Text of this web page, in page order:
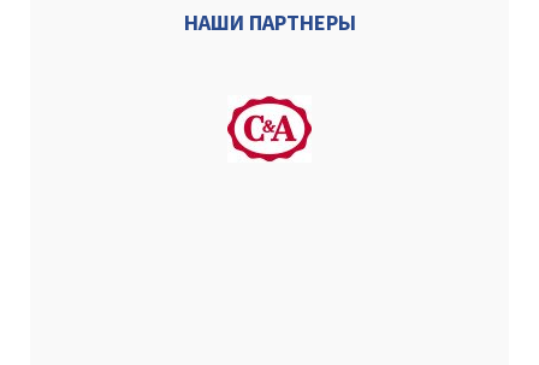
НАШИ ПАРТНЕРЫ